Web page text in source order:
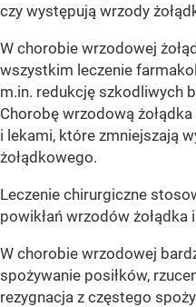
czy występują wrzody
W chorobie wrzodowej
wszystkim leczenie
m.in. redukcję szkodliwych
Chorobę wrzodową
i lekami, które zmniejszają
żołądkowego.
Leczenie chirurgiczne
powikłań wrzodów
W chorobie wrzodowej
spożywanie posiłków,
rezygnacja z częstego